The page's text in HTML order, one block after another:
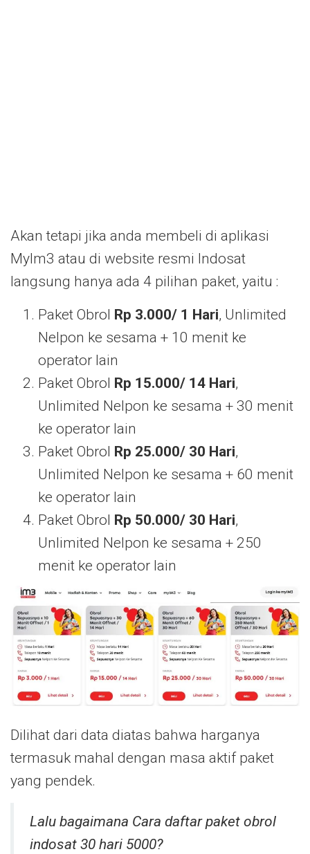
Akan tetapi jika anda membeli di aplikasi
MyIm3 atau di website resmi Indosat
langsung hanya ada 4 pilihan paket, yaitu :
Paket Obrol Rp 3.000/ 1 Hari, Unlimited
Nelpon ke sesama + 10 menit ke
operator lain
Paket Obrol Rp 15.000/ 14 Hari,
Unlimited Nelpon ke sesama + 30 menit
ke operator lain
Paket Obrol Rp 25.000/ 30 Hari,
Unlimited Nelpon ke sesama + 60 menit
ke operator lain
Paket Obrol Rp 50.000/ 30 Hari,
Unlimited Nelpon ke sesama + 250
menit ke operator lain
Dilihat dari data diatas bahwa harganya
termasuk mahal dengan masa aktif paket
yang pendek.
Lalu bagaimana Cara daftar paket obrol
indosat 30 hari 5000?